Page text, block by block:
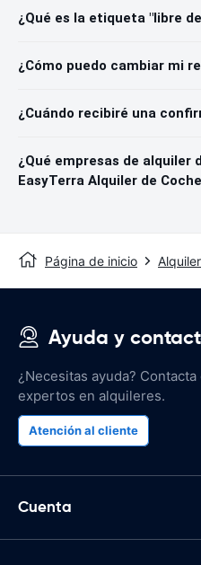
¿Qué es la etiqueta "libre
¿Cómo puedo cambiar mi
¿Cuándo recibiré una
¿Qué empresas de alquiler
EasyTerra Alquiler de
Página de inicio
Ayuda y
¿Necesitas ayuda?
expertos en alquileres.
Atención al cliente
Cuenta